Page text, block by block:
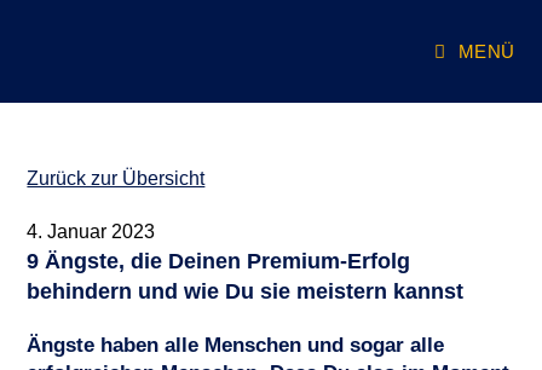
MENÜ
Zurück zur Übersicht
4. Januar 2023
9 Ängste, die Deinen Premium-Erfolg
behindern und wie Du sie meistern kannst
Ängste haben alle Menschen und sogar alle